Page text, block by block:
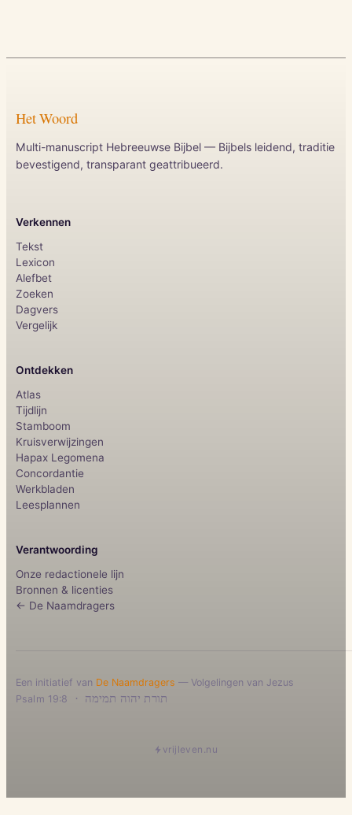
Het Woord
Multi-manuscript Hebreeuwse Bijbel — Bijbels leidend, traditie
bevestigend, transparant geattribueerd.
Verkennen
Tekst
Lexicon
Alefbet
Zoeken
Dagvers
Vergelijk
Ontdekken
Atlas
Tijdlijn
Stamboom
Kruisverwijzingen
Hapax Legomena
Concordantie
Werkbladen
Leesplannen
Verantwoording
Onze redactionele lijn
Bronnen & licenties
← De Naamdragers
Een initiatief van De Naamdragers — Volgelingen van Jezus
תורת יהוה תמימה ·
Psalm 19:8
vrijleven.nu